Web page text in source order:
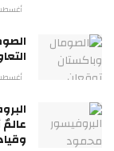
أغسطس 5,
أغسطس 5,